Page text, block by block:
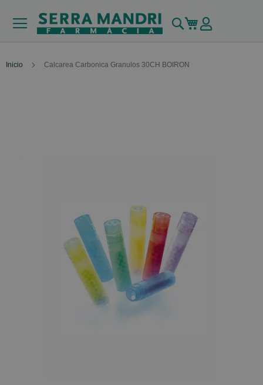
Buscar
Mi carrito
Inicio Calcarea Carbonica Granulos 30CH BOIRON